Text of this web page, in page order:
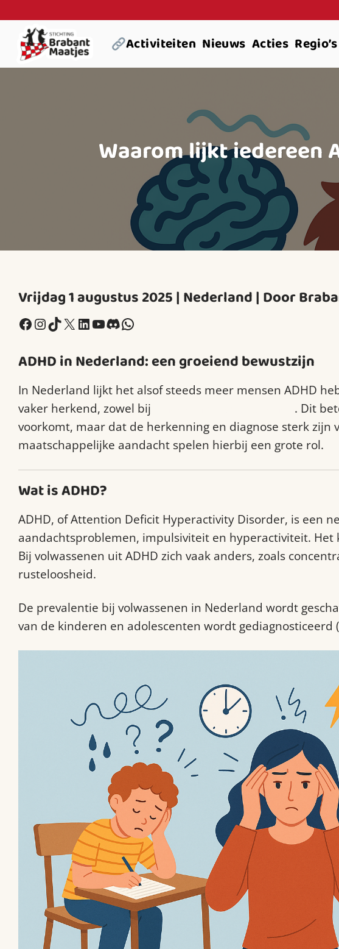
inhoud
Activiteiten Nieuws Acties Regio’s
Waarom lijkt iedereen
Vrijdag 1 augustus 2025 | Nederland | Door
Facebook
Instagram
TikTok
X LinkedIn
YouTube
Discord
WhatsApp
ADHD in Nederland: een groeiend bewustzijn
In Nederland lijkt het alsof steeds meer mensen ADHD
vaker herkend, zowel bij
. Dit
voorkomt, maar dat de herkenning en diagnose sterk zijn
maatschappelijke aandacht spelen hierbij een grote rol.
Wat is ADHD?
ADHD, of Attention Deficit Hyperactivity Disorder, is een
aandachtsproblemen, impulsiviteit en hyperactiviteit. Het
Bij volwassenen uit ADHD zich vaak anders, zoals
rusteloosheid.
De prevalentie bij volwassenen in Nederland wordt
van de kinderen en adolescenten wordt gediagnosticeerd (